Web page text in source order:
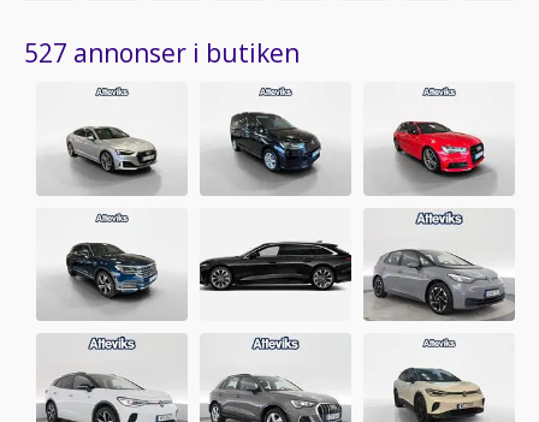
527 annonser i butiken